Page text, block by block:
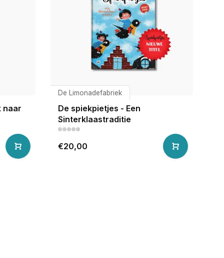
naar
De Limonadefabriek
De spiekpietjes - Een
Sinterklaastraditie
€20,00